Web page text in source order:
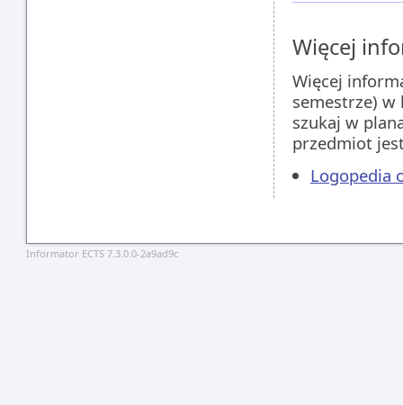
Więcej
Więcej
semestrze)
szukaj w
przedmiot
Logopedia
Informator ECTS 7.3.0.0-2a9ad9c